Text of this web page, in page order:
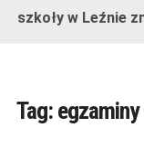
szkoły w Leźnie
Tag: